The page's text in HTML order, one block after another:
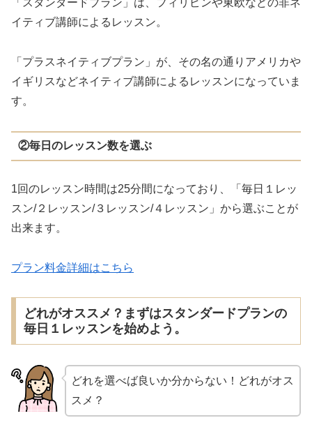
「スタンダードプラン」は、フィリピンや東欧などの非ネ
イティブ講師によるレッスン。
「プラスネイティブプラン」が、その名の通りアメリカや
イギリスなどネイティブ講師によるレッスンになっていま
す。
②毎日のレッスン数を選ぶ
1回のレッスン時間は25分間になっており、「毎日１レッ
スン/２レッスン/３レッスン/４レッスン」から選ぶことが
出来ます。
プラン料金詳細はこちら
どれがオススメ？まずはスタンダードプランの
毎日１レッスンを始めよう。
どれを選べば良いか分からない！どれがオス
スメ？